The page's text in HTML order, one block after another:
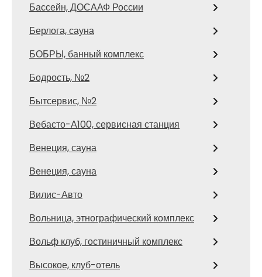
Бассейн, ДОСААФ России
Берлога, сауна
БОБРЫ, банный комплекс
Бодрость, №2
Бытсервис, №2
Вебасто-А100, сервисная станция
Венеция, сауна
Венеция, сауна
Вилис-Авто
Вольница, этнографический комплекс
Вольф клуб, гостиничный комплекс
Высокое, клуб-отель